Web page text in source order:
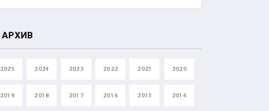
АРХИВ
2025 2024 2023 2022 2021 2020
2019 2018 2017 2016 2015 2014